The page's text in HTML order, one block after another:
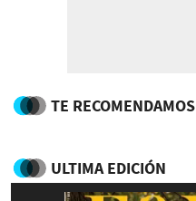
TE RECOMENDAMOS
ULTIMA EDICIÓN